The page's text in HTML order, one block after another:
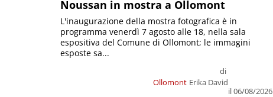
Noussan in mostra a Ollomont
Ollomont
di
Erika David
il 06/08/2026
L'inaugurazione della mostra fotografica è in
programma venerdì 7 agosto alle 18, nella sala
espositiva del Comune di Ollomont; le immagini
esposte sa...